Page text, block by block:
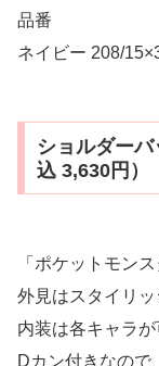
品番
ネイビー 208/
ショルダー
込 3,630円）
「ポケットモン
外見はスタイリッ
内装は各キャラ
Dカン付きなので